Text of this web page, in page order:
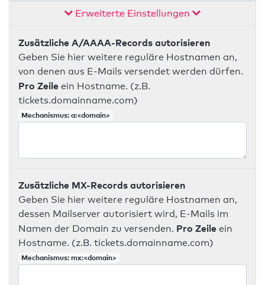
Erweiterte Einstellungen
Zusätzliche A/AAAA-Records autorisieren
Geben Sie hier weitere reguläre Hostnamen an,
von denen aus E-Mails versendet werden dürfen.
Pro Zeile ein Hostname. (z.B.
tickets.domainname.com)
Mechanismus: a:<domain>
Zusätzliche MX-Records autorisieren
Geben Sie hier weitere reguläre Hostnamen an,
dessen Mailserver autorisiert wird, E-Mails im
Namen der Domain zu versenden. Pro Zeile ein
Hostname. (z.B. tickets.domainname.com)
Mechanismus: mx:<domain>